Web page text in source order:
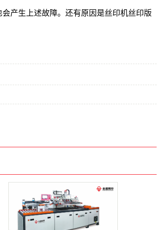
产生上述故障。还有原因是丝印机丝印版